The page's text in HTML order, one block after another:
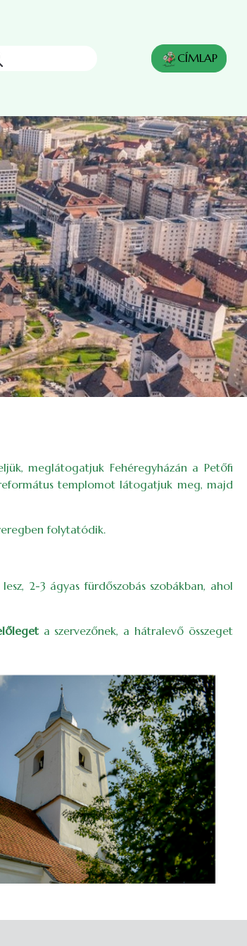
CÍMLAP
meglátogatjuk Fehéregyházán a Petőfi
templomot látogatjuk meg, majd
folytatódik.
2-3 ágyas fürdőszobás szobákban, ahol
a szervezőnek, a hátralevő összeget